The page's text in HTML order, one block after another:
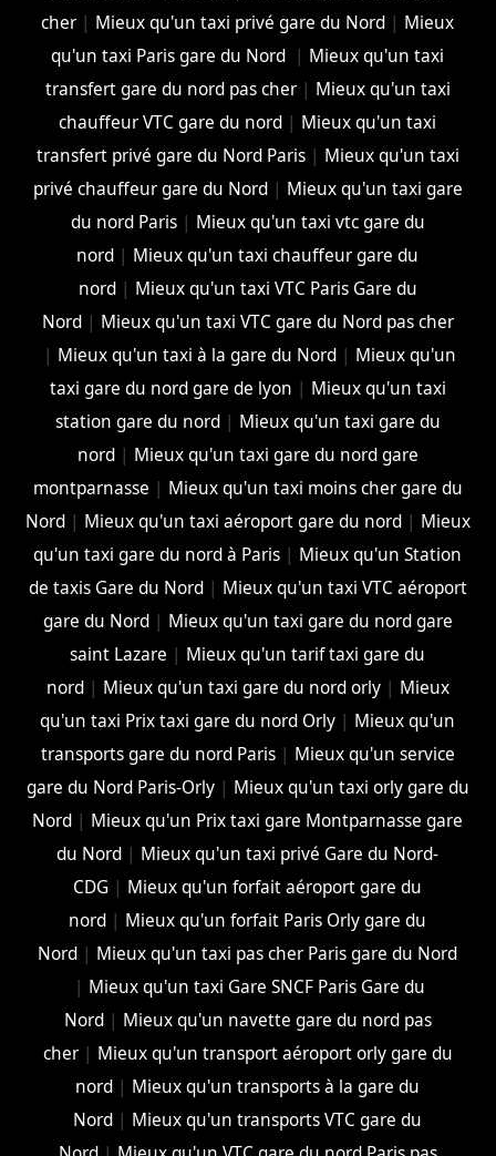
cher | Mieux qu'un taxi privé gare du Nord | Mieux
qu'un taxi Paris gare du Nord | Mieux qu'un taxi
transfert gare du nord pas cher| Mieux qu'un taxi
chauffeur VTC gare du nord | Mieux qu'un taxi
transfert privé gare du Nord Paris| Mieux qu'un taxi
privé chauffeur gare du Nord| Mieux qu'un taxi gare
du nord Paris| Mieux qu'un taxi vtc gare du
nord | Mieux qu'un taxi chauffeur gare du
nord| Mieux qu'un taxi VTC Paris Gare du
Nord| Mieux qu'un taxi VTC gare du Nord pas cher
| Mieux qu'un taxi à la gare du Nord | Mieux qu'un
taxi gare du nord gare de lyon | Mieux qu'un taxi
station gare du nord| Mieux qu'un taxi gare du
nord| Mieux qu'un taxi gare du nord gare
montparnasse | Mieux qu'un taxi moins cher gare du
Nord| Mieux qu'un taxi aéroport gare du nord| Mieux
qu'un taxi gare du nord à Paris | Mieux qu'un Station
de taxis Gare du Nord| Mieux qu'un taxi VTC aéroport
gare du Nord| Mieux qu'un taxi gare du nord gare
saint Lazare | Mieux qu'un tarif taxi gare du
nord| Mieux qu'un taxi gare du nord orly| Mieux
qu'un taxi Prix taxi gare du nord Orly | Mieux qu'un
transports gare du nord Paris| Mieux qu'un service
gare du Nord Paris-Orly| Mieux qu'un taxi orly gare du
Nord | Mieux qu'un Prix taxi gare Montparnasse gare
du Nord | Mieux qu'un taxi privé Gare du Nord-
CDG | Mieux qu'un forfait aéroport gare du
nord | Mieux qu'un forfait Paris Orly gare du
Nord | Mieux qu'un taxi pas cher Paris gare du Nord
| Mieux qu'un taxi Gare SNCF Paris Gare du
Nord| Mieux qu'un navette gare du nord pas
cher| Mieux qu'un transport aéroport orly gare du
nord | Mieux qu'un transports à la gare du
Nord | Mieux qu'un transports VTC gare du